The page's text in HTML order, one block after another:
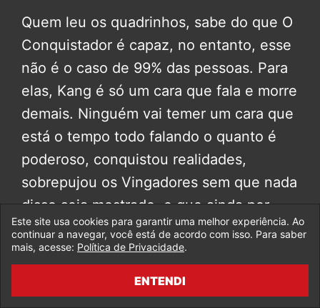
Quem leu os quadrinhos, sabe do que O
Conquistador é capaz, no entanto, esse
não é o caso de 99% das pessoas. Para
elas, Kang é só um cara que fala e morre
demais. Ninguém vai temer um cara que
está o tempo todo falando o quanto é
poderoso, conquistou realidades,
sobrepujou os Vingadores sem que nada
disso seja mostrado, e que ainda por
cima morre a cada nova aparição.
Vingador sendo morto pelo Kang, seria
Este site usa cookies para garantir uma melhor experiência. Ao
continuar a navegar, você está de acordo com isso. Para saber
mais, acesse: Política de Privacidade.
ENTENDI